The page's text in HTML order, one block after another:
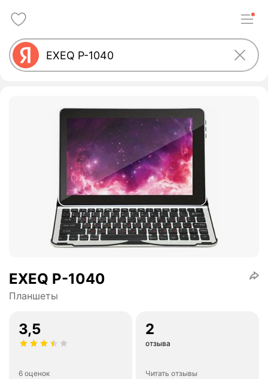
EXEQ P-1040
Планшеты
3,5
6 оценок
2
отзыва
Читать отзывы